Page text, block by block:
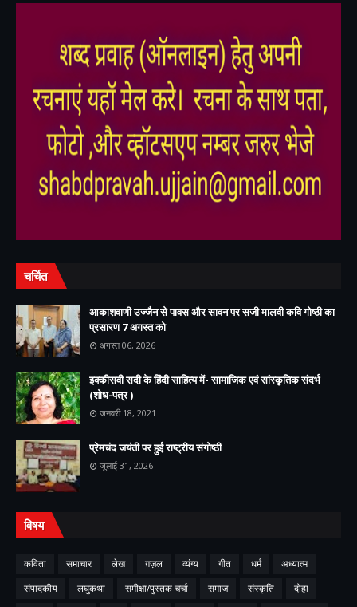
चर्चित
आकाशवाणी उज्जैन से पावस और सावन पर सजी मालवी कवि गोष्ठी का
प्रसारण 7 अगस्त को
अगस्त 06, 2026
इक्कीसवी सदी के हिंदी साहित्य में- सामाजिक एवं सांस्कृतिक संदर्भ
(शोध-पत्र )
जनवरी 18, 2021
प्रेमचंद जयंती पर हुई राष्ट्रीय संगोष्ठी
जुलाई 31, 2026
विषय
कविता समाचार लेख ग़ज़ल व्यंग्य गीत धर्म
अध्यात्म
संपादकीय
लघुकथा समीक्षा/पुस्तक चर्चा समाज संस्कृति
दोहा